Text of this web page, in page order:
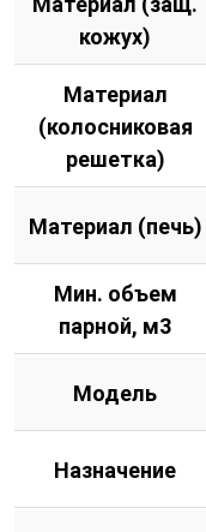
кожух)
Материал
(колосниковая
решетка)
Материал (печь)
Мин. объем
парной, м3
Модель
Назначение